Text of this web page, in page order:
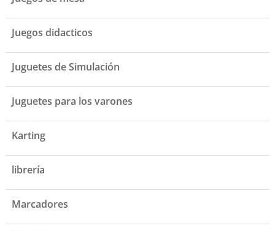
Juegos didacticos
Juguetes de Simulación
Juguetes para los varones
Karting
librería
Marcadores